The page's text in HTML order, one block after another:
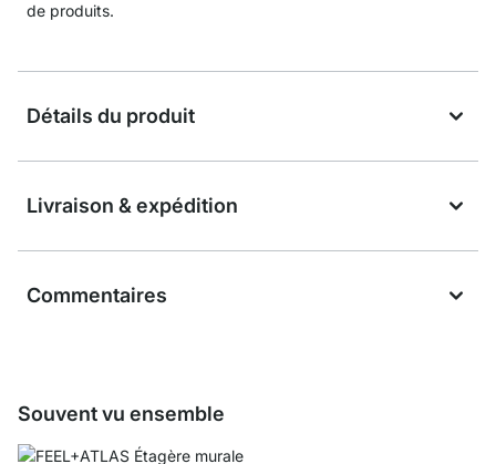
de produits.
Détails du produit
Livraison & expédition
Commentaires
Souvent vu ensemble